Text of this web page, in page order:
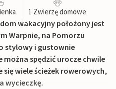
1 Zwierzę domowe
wakacyjny położony jest
Warpnie, na Pomorzu
stylowy i gustownie
można spędzić urocze chwile
się wiele ścieżek rowerowych,
wycieczkę.